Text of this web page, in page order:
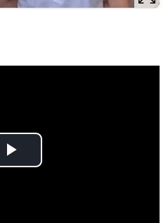
Odtwórz